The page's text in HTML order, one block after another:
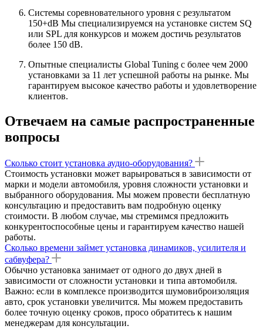
Системы соревновательного уровня с результатом
150+dB Мы специализируемся на установке систем SQ
или SPL для конкурсов и можем достичь результатов
более 150 dB.
Опытные специалисты Global Tuning с более чем 2000
установками за 11 лет успешной работы на рынке. Мы
гарантируем высокое качество работы и удовлетворение
клиентов.
Отвечаем на самые распространенные
вопросы
Сколько стоит установка аудио-оборудования?
Стоимость установки может варьироваться в зависимости от
марки и модели автомобиля, уровня сложности установки и
выбранного оборудования. Мы можем провести бесплатную
консультацию и предоставить вам подробную оценку
стоимости. В любом случае, мы стремимся предложить
конкурентоспособные цены и гарантируем качество нашей
работы.
Сколько времени займет установка динамиков, усилителя и
сабвуфера?
Обычно установка занимает от одного до двух дней в
зависимости от сложности установки и типа автомобиля.
Важно: если в комплексе производится шумовиброизоляция
авто, срок установки увеличится. Мы можем предоставить
более точную оценку сроков, просо обратитесь к нашим
менеджерам для консультации.